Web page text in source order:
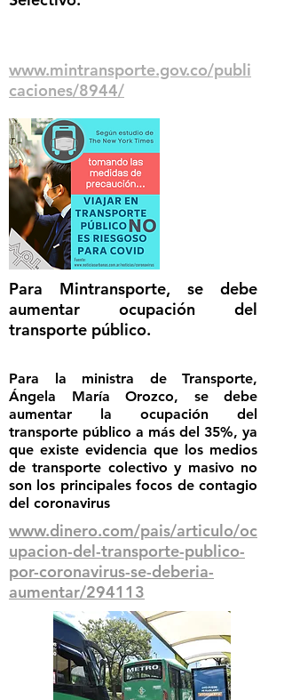
www.mintransporte.gov.co/publi
caciones/8944/
Para Mintransporte, se debe
aumentar ocupación del
transporte público.
Para la ministra de Transporte,
Ángela María Orozco, se debe
aumentar la ocupación del
transporte público a más del 35%, ya
que existe evidencia que los medios
de transporte colectivo y masivo no
son los principales focos de contagio
del coronavirus
www.dinero.com/pais/articulo/oc
upacion-del-transporte-publico-
por-coronavirus-se-deberia-
aumentar/294113